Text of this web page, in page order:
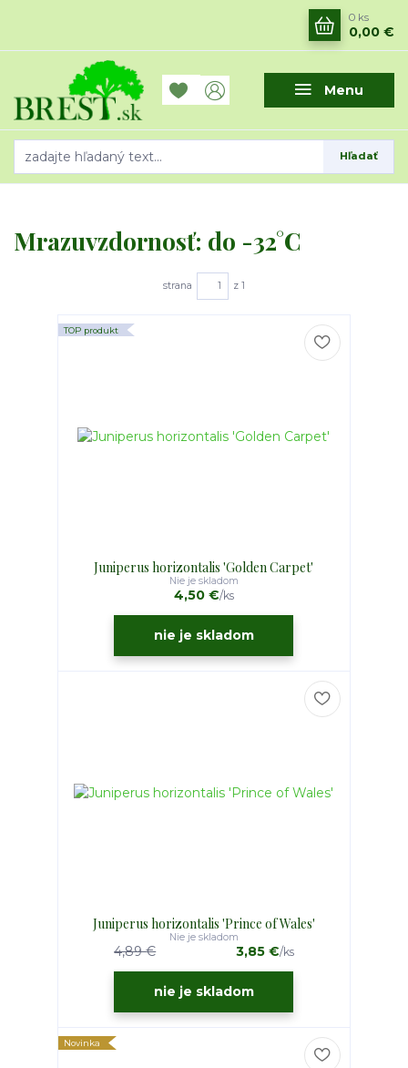
Menu
Hľadať
0 ks
0,00 €
Mrazuvzdornosť: do -32°C
strana z 1
TOP produkt
Juniperus horizontalis 'Golden Carpet'
4,50 €/ks
Nie je skladom
nie je skladom
Juniperus horizontalis 'Prince of Wales'
4,89 € 3,85 €/ks
Nie je skladom
nie je skladom
Novinka